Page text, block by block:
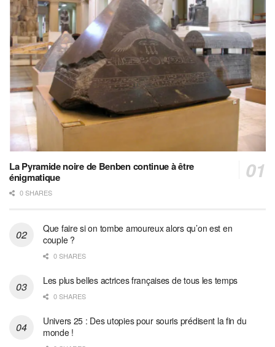
La Pyramide noire de Benben continue à être
énigmatique
0 SHARES
Que faire si on tombe amoureux alors qu’on est en
couple ?
0 SHARES
Les plus belles actrices françaises de tous les temps
0 SHARES
Univers 25 : Des utopies pour souris prédisent la fin du
monde !